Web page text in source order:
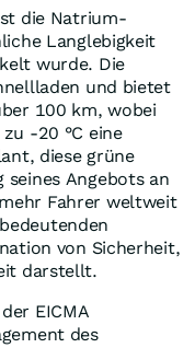
die Natrium-
Langlebigkeit
wurde. Die
und bietet
100 km, wobei
-20 °C eine
diese grüne
Angebots an
Fahrer weltweit
von Sicherheit,
darstellt.
EICMA
des